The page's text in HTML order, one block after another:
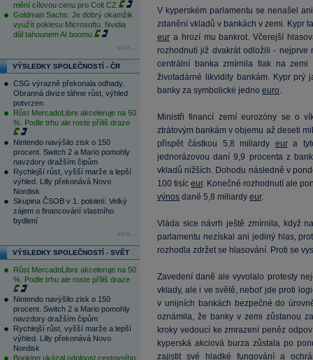
mění cílovou cenu pro Colt CZ
Goldman Sachs: Je dobrý okamžik
využít poklesu Microsoftu. Nvidia
dál tahounem AI boomu
více...
VÝSLEDKY SPOLEČNOSTÍ - ČR
CSG výrazně překonala odhady.
Obranná divize táhne růst, výhled
potvrzen
Růst MercadoLibre akceleruje na 50
%. Podle trhu ale roste příliš draze
Nintendo navýšilo zisk o 150
procent. Switch 2 a Mario pomohly
navzdory dražším čipům
Rychlejší růst, vyšší marže a lepší
výhled. Lilly překonává Novo
Nordisk
Skupina ČSOB v 1. pololetí: Velký
zájem o financování vlastního
bydlení
více...
VÝSLEDKY SPOLEČNOSTÍ - SVĚT
Růst MercadoLibre akceleruje na 50
%. Podle trhu ale roste příliš draze
Nintendo navýšilo zisk o 150
procent. Switch 2 a Mario pomohly
navzdory dražším čipům
Rychlejší růst, vyšší marže a lepší
výhled. Lilly překonává Novo
Nordisk
Booking ukázal odolnost cestovního
V kyperském parlamentu se nenašel
zdanění vkladů v bankách v zemi. Kypr
eur a hrozí mu bankrot. Včerejší
rozhodnutí již dvakrát odložili - nejprve
centrální banka zmírnila tlak na
životadárné likvidity bankám. Kypr
banky za symbolické jedno euro.
Ministři financí zemí eurozóny se o
ztrátovým bankám v objemu až deseti
přispět částkou 5,8 miliardy eura
jednorázovou daní 9,9 procenta z
vkladů nižších. Dohodu následně v
100 tisíceur. Konečné rozhodnutí ale
výnos daně 5,8 miliardy eur.
Vláda sice návrh ještě zmírnila, když
parlamentu nezískal ani jediný hlas,
rozhodla zdržet se hlasování. Proti se
Zavedení daně ale vyvolalo protesty
vklady, ale i ve světě, neboť jde proti
v unijních bankách bezpečné do
oznámila, že banky v zemi zůstanou
kroky vedoucí ke zmrazení peněz
kyperská akciová burza zůstala po
zajistit své hladké fungování a